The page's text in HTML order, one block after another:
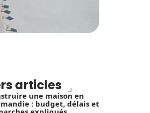
articles
une maison en
: budget, délais et